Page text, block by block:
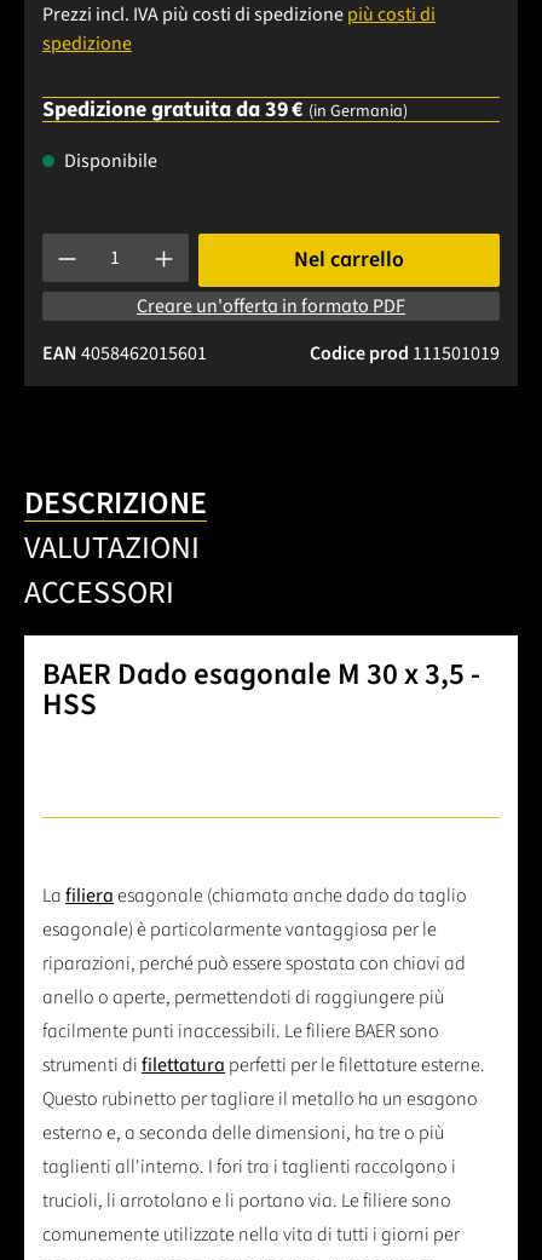
Prezzi incl. IVA più costi di spedizionepiù costi di
spedizione
Spedizione gratuita da 39 € (in Germania)
Disponibile
Quantità del prodotto: inserisci la quantità desiderata o
Nel carrello
Creare un'offerta in formato PDF
Codice prod 111501019
EAN4058462015601
DESCRIZIONE
VALUTAZIONI
ACCESSORI
BAER Dado esagonale M 30 x 3,5 -
HSS
Lafilieraesagonale (chiamata anche dado da taglio
esagonale) è particolarmente vantaggiosa per le
riparazioni, perché può essere spostata con chiavi ad
anello o aperte, permettendoti di raggiungere più
facilmente punti inaccessibili. Le filiere BAER sono
strumenti difilettatura perfetti per le filettature esterne.
Questo rubinetto per tagliare il metallo ha un esagono
esterno e, a seconda delle dimensioni, ha tre o più
taglienti all'interno. I fori tra i taglienti raccolgono i
trucioli, li arrotolano e li portano via. Le filiere sono
comunemente utilizzate nella vita di tutti i giorni per